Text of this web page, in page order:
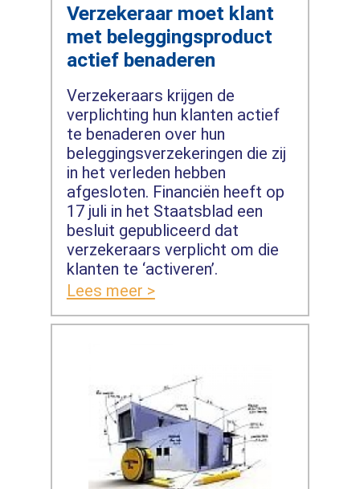
Verzekeraar moet klant
met beleggingsproduct
actief benaderen
Verzekeraars krijgen de
verplichting hun klanten actief
te benaderen over hun
beleggingsverzekeringen die zij
in het verleden hebben
afgesloten. Financiën heeft op
17 juli in het Staatsblad een
besluit gepubliceerd dat
verzekeraars verplicht om die
klanten te ‘activeren’.
Lees meer >